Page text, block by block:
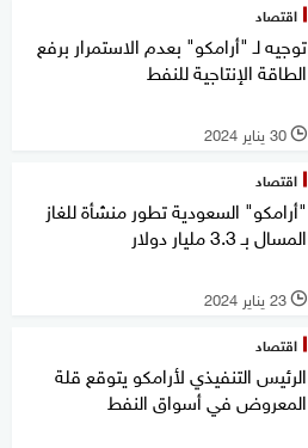
اقتصاد
توجيه لـ "أرامكو" بعدم الاستمرار برفع
الطاقة الإنتاجية للنفط
l 30 يناير 2024
اقتصاد
"أرامكو" السعودية تطور منشأة للغاز
المسال بـ 3.3 مليار دولار
l 23 يناير 2024
اقتصاد
الرئيس التنفيذي لأرامكو يتوقع قلة
المعروض في أسواق النفط